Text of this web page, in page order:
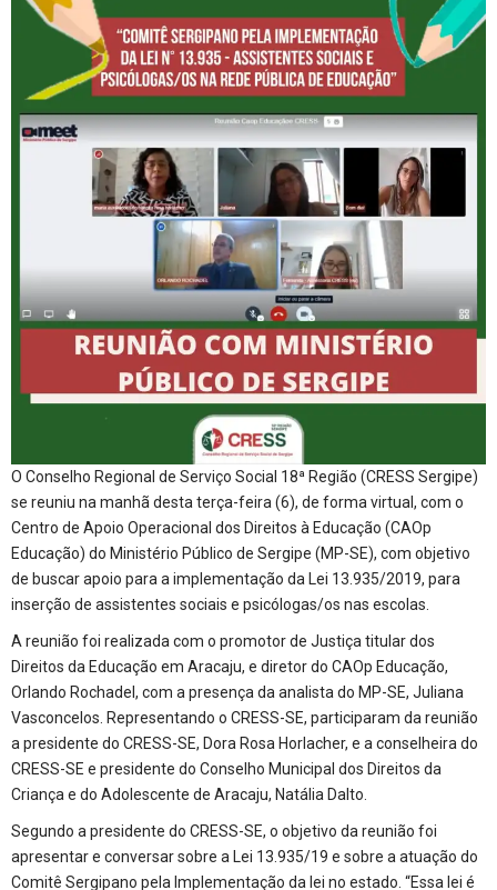
O Conselho Regional de Serviço Social 18ª Região (CRESS Sergipe)
se reuniu na manhã desta terça-feira (6), de forma virtual, com o
Centro de Apoio Operacional dos Direitos à Educação (CAOp
Educação) do Ministério Público de Sergipe (MP-SE), com objetivo
de buscar apoio para a implementação da Lei 13.935/2019, para
inserção de assistentes sociais e psicólogas/os nas escolas.
A reunião foi realizada com o promotor de Justiça titular dos
Direitos da Educação em Aracaju, e diretor do CAOp Educação,
Orlando Rochadel, com a presença da analista do MP-SE, Juliana
Vasconcelos. Representando o CRESS-SE, participaram da reunião
a presidente do CRESS-SE, Dora Rosa Horlacher, e a conselheira do
CRESS-SE e presidente do Conselho Municipal dos Direitos da
Criança e do Adolescente de Aracaju, Natália Dalto.
Segundo a presidente do CRESS-SE, o objetivo da reunião foi
apresentar e conversar sobre a Lei 13.935/19 e sobre a atuação do
Comitê Sergipano pela Implementação da lei no estado. “Essa lei é